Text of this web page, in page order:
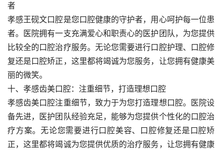
者
孝感王砚文口腔是您口腔健康的守护者，用心呵护每一位患
者。医院拥有一支充满爱心和职责心的医护团队，为您提供
比较全的口腔治疗服务。无论您需要进行口腔护理、口腔修
复还是口腔矫正，这里都将竭诚为您服务，让您拥有健康美
丽的微笑。
十、孝感齿美口腔：注重细节，打造理想口腔
孝感齿美口腔注重细节，致力于为您打造理想口腔。医院设
备先进，医护团队经验充足，能够为您提供个性化的口腔治
疗方案。无论您需要进行口腔美容、口腔修复还是口腔矫
正，这里都将竭诚为您提供优质的治疗服务，让您拥有健康